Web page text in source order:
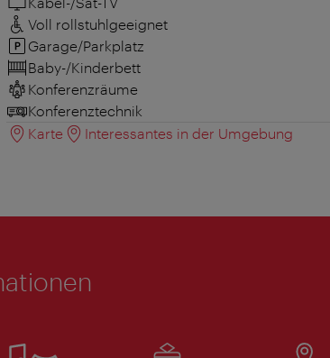
Voll rollstuhlgeeignet
Garage/Parkplatz
Baby-/Kinderbett
Konferenzräume
Konferenztechnik
Karte
Interessantes in der Umgebung